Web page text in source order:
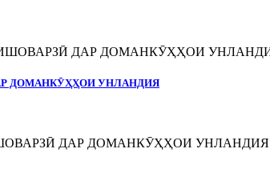
ДОМАНКӮҲҲОИ УНЛАНДИЯ
ДАР ДОМАНКӮҲҲОИ УНЛАНДИЯ Бино